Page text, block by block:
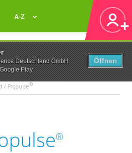
Deutschland GmbH
Play
Öffnen
A-Z
/ Propulse®
®